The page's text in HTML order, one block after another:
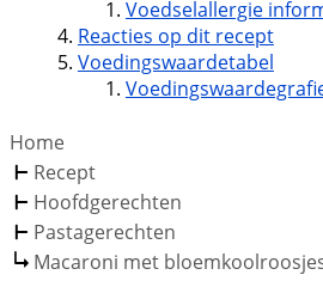
Voedselallergie
Reacties op dit recept
Voedingswaardetabel
Home
Recept
Hoofdgerechten
Pastagerechten
Macaroni met